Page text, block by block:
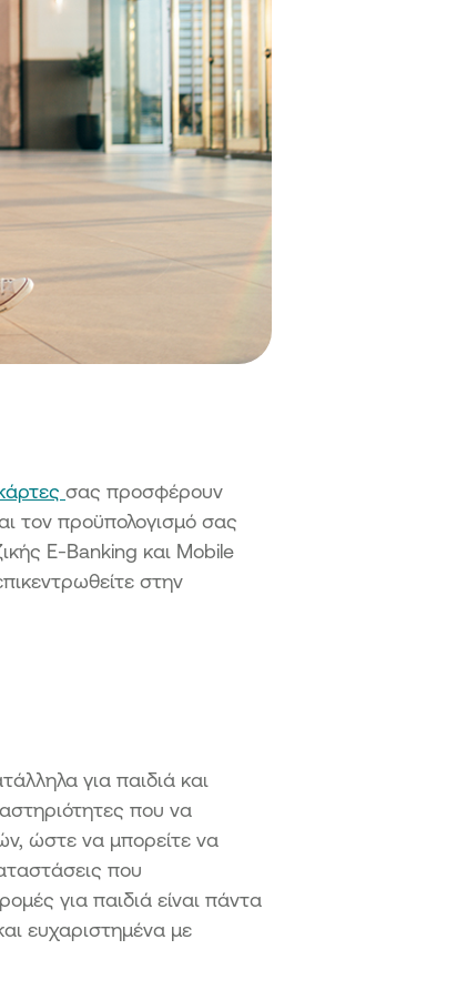
σας προσφέρουν
τον προϋπολογισμό σας
E-Banking και Mobile
στην
για παιδιά και
που να
ώστε να μπορείτε να
που
για παιδιά είναι πάντα
ευχαριστημένα με